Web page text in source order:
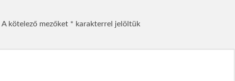
A kötelező mezőket * karakterrel jelöltük